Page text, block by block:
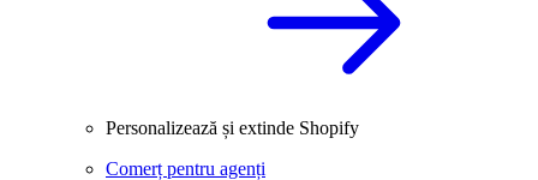
Personalizează și extinde Shopify
Comerț pentru agenți